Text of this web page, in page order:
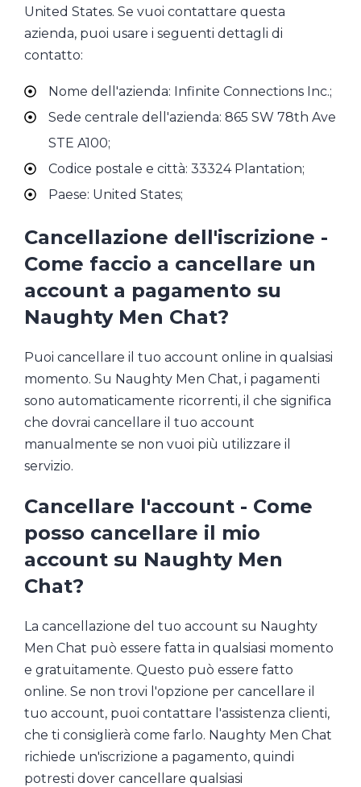
United States. Se vuoi contattare questa
azienda, puoi usare i seguenti dettagli di
contatto:
Nome dell'azienda: Infinite Connections Inc.;
Sede centrale dell'azienda: 865 SW 78th Ave
STE A100;
Codice postale e città: 33324 Plantation;
Paese: United States;
Cancellazione dell'iscrizione -
Come faccio a cancellare un
account a pagamento su
Naughty Men Chat?
Puoi cancellare il tuo account online in qualsiasi
momento. Su Naughty Men Chat, i pagamenti
sono automaticamente ricorrenti, il che significa
che dovrai cancellare il tuo account
manualmente se non vuoi più utilizzare il
servizio.
Cancellare l'account - Come
posso cancellare il mio
account su Naughty Men
Chat?
La cancellazione del tuo account su Naughty
Men Chat può essere fatta in qualsiasi momento
e gratuitamente. Questo può essere fatto
online. Se non trovi l'opzione per cancellare il
tuo account, puoi contattare l'assistenza clienti,
che ti consiglierà come farlo. Naughty Men Chat
richiede un'iscrizione a pagamento, quindi
potresti dover cancellare qualsiasi